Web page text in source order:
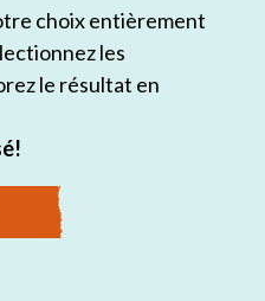
choix entièrement
les
le résultat en